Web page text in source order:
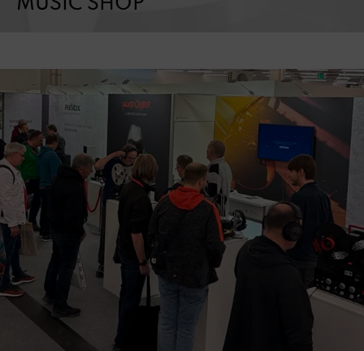
MUSIC SHOP